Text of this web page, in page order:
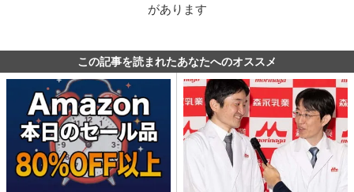
があります
この記事を読まれたあなたへのオススメ